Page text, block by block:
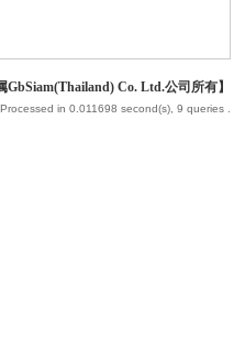
Co. Ltd.公司所有】
Processed in 0.011698 second(s), 9 queries .